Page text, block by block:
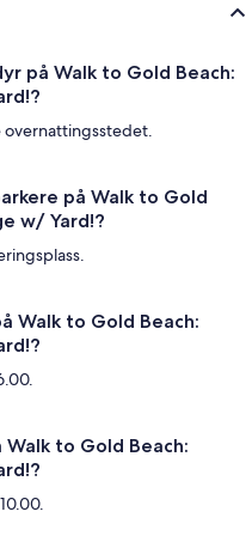
på Walk to Gold Beach:
på Walk to Gold
w/ Yard!?
Walk to Gold Beach:
Walk to Gold Beach: